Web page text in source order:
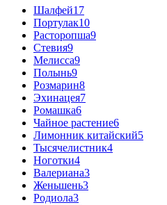
Шалфей17
Портулак10
Расторопша9
Стевия9
Мелисса9
Полынь9
Розмарин8
Эхинацея7
Ромашка6
Чайное растение6
Лимонник китайский5
Тысячелистник4
Ноготки4
Валериана3
Женьшень3
Родиола3